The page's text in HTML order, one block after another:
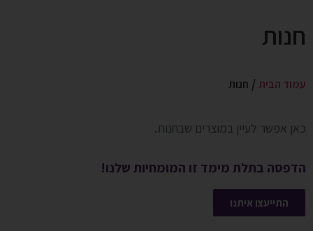
חנות
עמוד הבית / חנות
כאן אפשר לעיין במוצרים שבחנות.
הדפסה בתלת מימד זו המומחיות שלנו!
התייעצו איתנו